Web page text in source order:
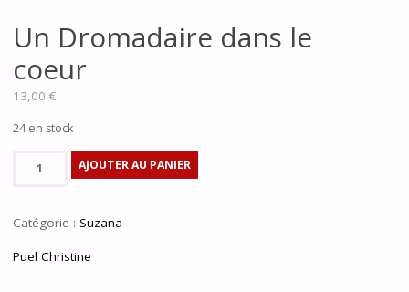
Un Dromadaire dans le
coeur
13,00 €
24 en stock
quantité
Dromadaire
dans
AJOUTER AU PANIER
Catégorie : Suzana
Puel Christine